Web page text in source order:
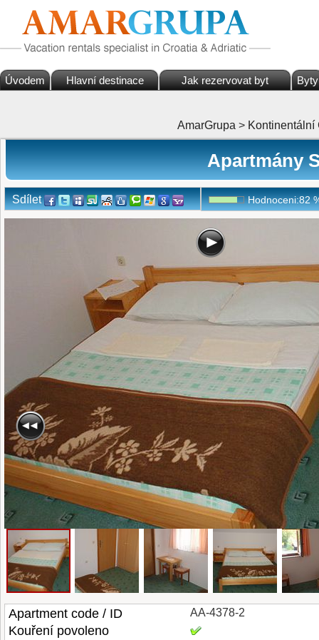
Úvodem Hlavní destinace Jak rezervovat byt Byty
AmarGrupa > Kontinentální
Apartmány
Sdílet Hodnoceni:82
Apartment code / ID AA-4378-2
Kouření povoleno